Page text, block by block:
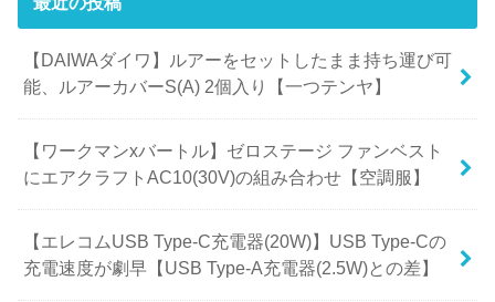
【DAIWAダイワ】ルアーをセットしたまま持ち運び可
能、ルアーカバーS(A) 2個入り【一つテンヤ】
【ワークマンxバートル】ゼロステージ ファンベスト
にエアクラフトAC10(30V)の組み合わせ【空調服】
【エレコムUSB Type-C充電器(20W)】USB Type-Cの
充電速度が劇早【USB Type-A充電器(2.5W)との差】